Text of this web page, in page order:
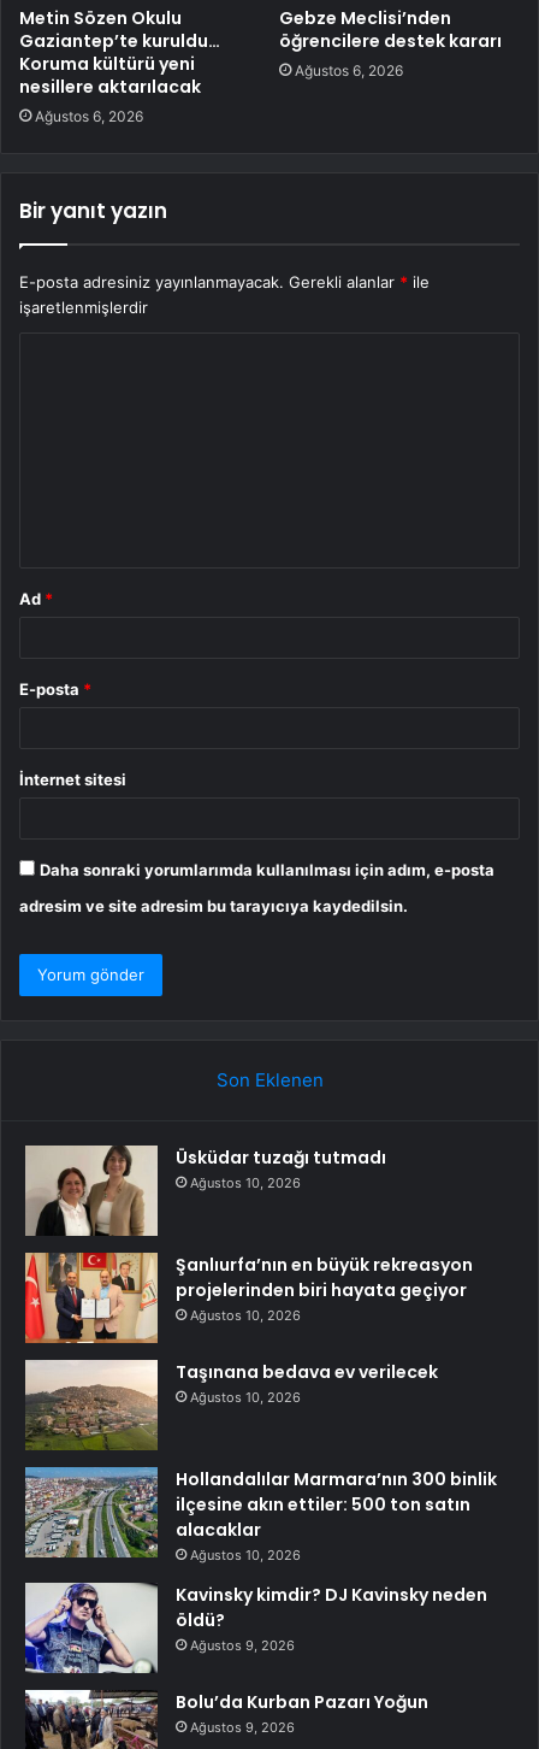
Metin Sözen Okulu
Gaziantep’te kuruldu…
Koruma kültürü yeni
nesillere aktarılacak
Ağustos 6, 2026
Gebze Meclisi’nden
öğrencilere destek kararı
Ağustos 6, 2026
Bir yanıt yazın
E-posta adresiniz yayınlanmayacak. Gerekli alanlar * ile
işaretlenmişlerdir
Ad *
E-posta *
İnternet sitesi
Daha sonraki yorumlarımda kullanılması için adım, e-posta
adresim ve site adresim bu tarayıcıya kaydedilsin.
Son Eklenen
Üsküdar tuzağı tutmadı
Ağustos 10, 2026
Şanlıurfa’nın en büyük rekreasyon
projelerinden biri hayata geçiyor
Ağustos 10, 2026
Taşınana bedava ev verilecek
Ağustos 10, 2026
Hollandalılar Marmara’nın 300 binlik
ilçesine akın ettiler: 500 ton satın
alacaklar
Ağustos 10, 2026
Kavinsky kimdir? DJ Kavinsky neden
öldü?
Ağustos 9, 2026
Bolu’da Kurban Pazarı Yoğun
Ağustos 9, 2026